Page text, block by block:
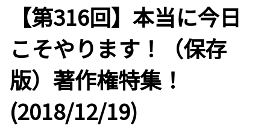
【第316回】本当に今日
こそやります！（保存
版）著作権特集！
(2018/12/19)